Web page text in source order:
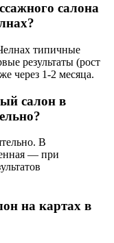
салона
типичные
результаты (рост
через 1-2 месяца.
салон в
В
— при
на картах в